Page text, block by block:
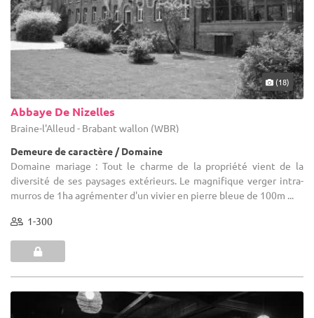
(18)
Abbaye De Nizelles
Braine-l'Alleud - Brabant wallon (WBR)
Demeure de caractère / Domaine
Domaine mariage : Tout le charme de la propriété vient de la
diversité de ses paysages extérieurs. Le magnifique verger intra-
murros de 1ha agrémenter d'un vivier en pierre bleue de 100m ...
1-300